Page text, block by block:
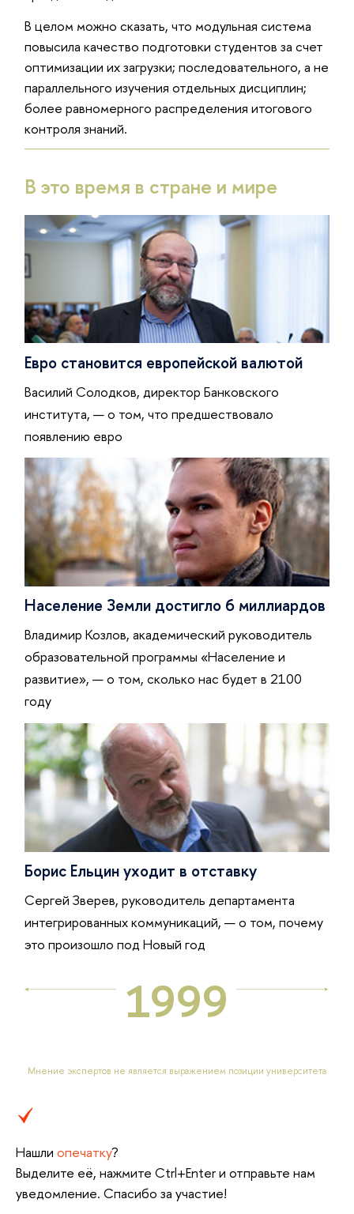
В целом можно сказать, что модульная система
повысила качество подготовки студентов за счет
оптимизации их загрузки; последовательного, а не
параллельного изучения отдельных дисциплин;
более равномерного распределения итогового
контроля знаний.
В это время в стране и мире
Евро становится европейской валютой
Василий Солодков, директор Банковского
института, — о том, что предшествовало
появлению евро
Население Земли достигло 6 миллиардов
Владимир Козлов, академический руководитель
образовательной программы «Население и
развитие», — о том, сколько нас будет в 2100
году
Борис Ельцин уходит в отставку
Сергей Зверев, руководитель департамента
интегрированных коммуникаций, — о том, почему
это произошло под Новый год
1999
Мнение экспертов не является выражением позиции университета
Нашли опечатку?
Выделите её, нажмите Ctrl+Enter и отправьте нам
уведомление. Спасибо за участие!